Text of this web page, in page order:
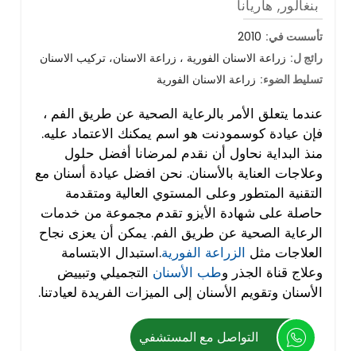
بنغالور, هاريانا
تأسست في: 2010
رائج ل: زراعة الاسنان الفورية ، زراعة الاسنان، تركيب الاسنان
تسليط الضوء: زراعة الاسنان الفورية
عندما يتعلق الأمر بالرعاية الصحية عن طريق الفم ،
فإن عيادة كوسمودنت هو اسم يمكنك الاعتماد عليه.
منذ البداية نحاول أن نقدم لمرضانا أفضل حلول
وعلاجات العناية بالأسنان. نحن افضل عيادة أسنان مع
التقنية المتطور وعلى المستوي العالية ومتقدمة
حاصلة على شهادة الأيزو تقدم مجموعة من خدمات
الرعاية الصحية عن طريق الفم. يمكن أن يعزى نجاح
العلاجات مثل الزراعة الفورية.استبدال الابتسامة
وعلاج قناة الجذر وطب الأسنان التجميلي وتبييض
الأسنان وتقويم الأسنان إلى الميزات الفريدة لعيادتنا.
التواصل مع المستشفي